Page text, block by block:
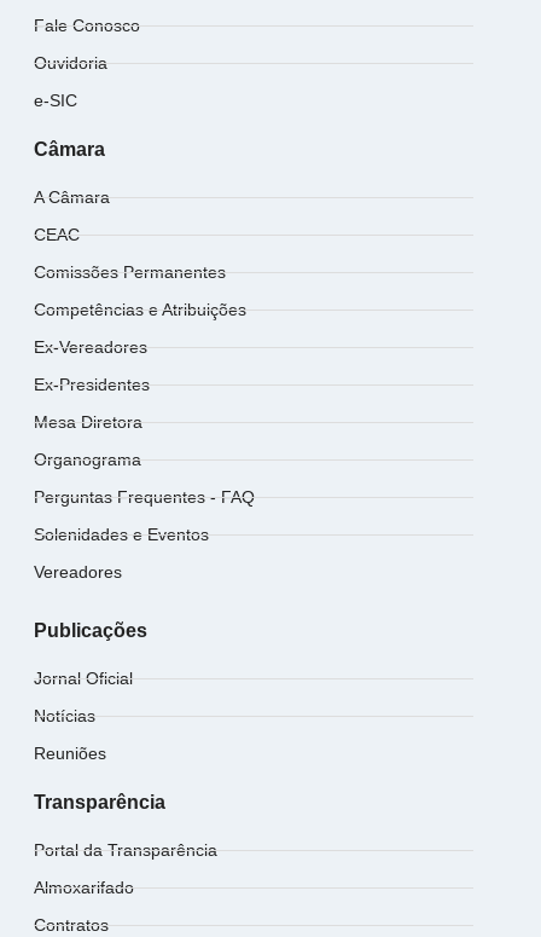
Fale Conosco
Ouvidoria
e-SIC
Câmara
A Câmara
CEAC
Comissões Permanentes
Competências e Atribuições
Ex-Vereadores
Ex-Presidentes
Mesa Diretora
Organograma
Perguntas Frequentes - FAQ
Solenidades e Eventos
Vereadores
Publicações
Jornal Oficial
Notícias
Reuniões
Transparência
Portal da Transparência
Almoxarifado
Contratos